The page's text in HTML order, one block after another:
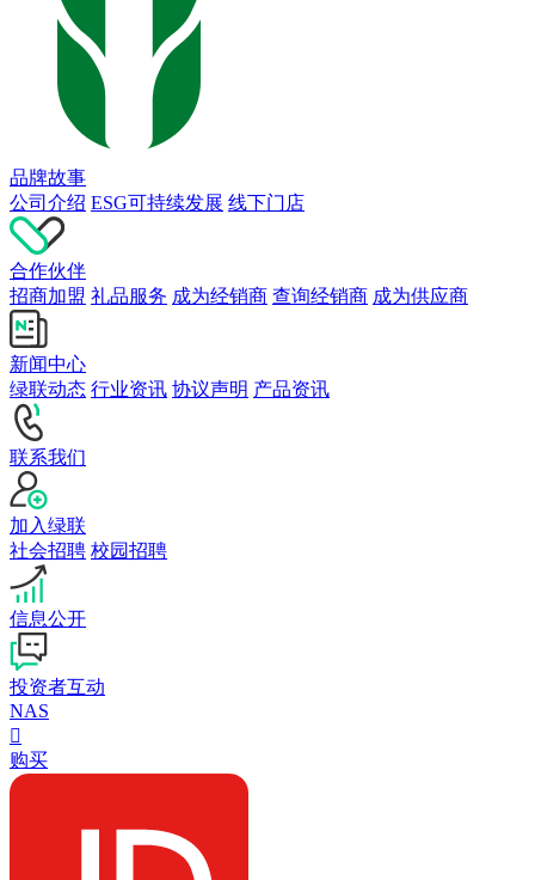
品牌故事
公司介绍 ESG可持续发展 线下门店
合作伙伴
招商加盟 礼品服务 成为经销商 查询经销商 成为供应商
新闻中心
绿联动态 行业资讯 协议声明 产品资讯
联系我们
加入绿联
社会招聘 校园招聘
信息公开
投资者互动
NAS

购买